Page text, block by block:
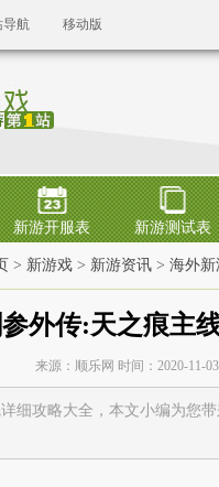
导航 移动版
新游开服表 新游测试表
> 新游戏 > 新游资讯 > 海外新
外传:天之痕主
来源：顺乐网 时间：2020-11-03
细攻略大全，本文小编为您